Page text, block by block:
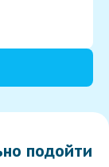
подойти